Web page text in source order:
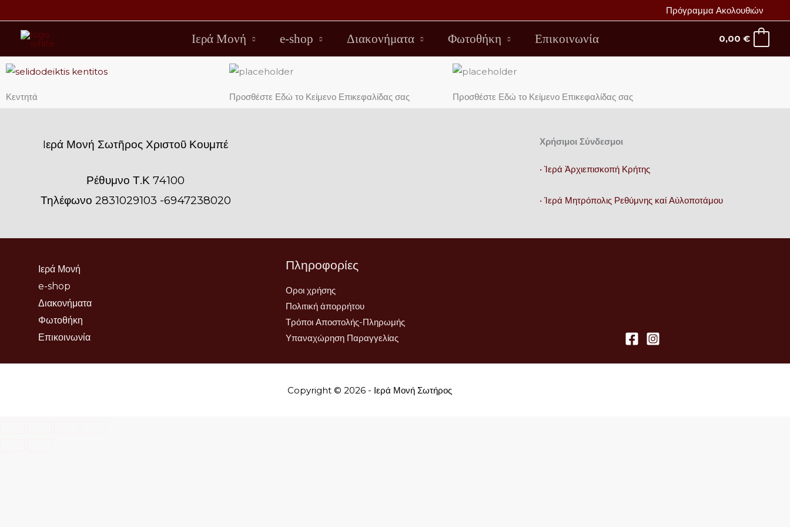
στο
περιεχόμενο
Πρόγραμμα Ακολουθιών
Ιερά Μονή e-shop Διακονήματα Φωτοθήκη Επικοινωνία 0,00 €
Κεντητά Προσθέστε Εδώ το Κείμενο Επικεφαλίδας σας Προσθέστε Εδώ το Κείμενο Επικεφαλίδας σας
Iερά Μονή Σωτῆρος Χριστοῦ Κουμπέ
Ρέθυμνο Τ.Κ 74100
Τηλέφωνο 2831029103 -6947238020
Χρήσιμοι Σύνδεσμοι
• Ἱερά Ἀρχιεπισκοπή Κρήτης
• Ἱερά Μητρόπολις Ρεθύμνης καί Αὐλοποτάμου
Ιερά Μονή
e-shop
Διακονήματα
Φωτοθήκη
Επικοινωνία
Πληροφορίες
Οροι χρήσης
Πολιτική ἀπορρήτου
Τρόποι Αποστολής-Πληρωμής
Υπαναχώρηση Παραγγελίας
Copyright © 2026 - Ιερά Μονή Σωτήρος